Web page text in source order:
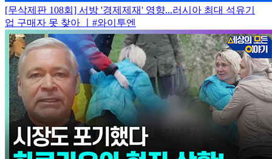
[무삭제판 108회] 서방 '경제제재' 영향...러시아 최대 석유기
업 구매자 못 찾아 ㅣ#와이투엔